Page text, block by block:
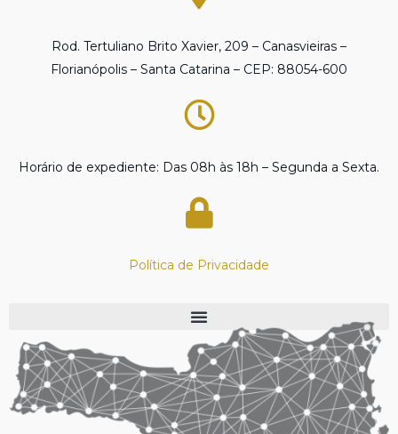
Rod. Tertuliano Brito Xavier, 209 – Canasvieiras –
Florianópolis – Santa Catarina – CEP: 88054-600
Horário de expediente: Das 08h às 18h – Segunda a Sexta.
Política de Privacidade